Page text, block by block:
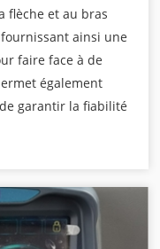
flèche et au bras
ainsi une
faire face à de
également
garantir la fiabilité